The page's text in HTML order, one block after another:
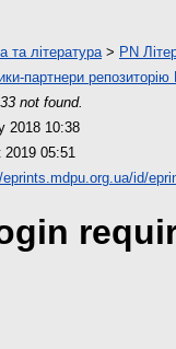
та література> PN
партнери
not found.
2018 10:38
2019 05:51
id/